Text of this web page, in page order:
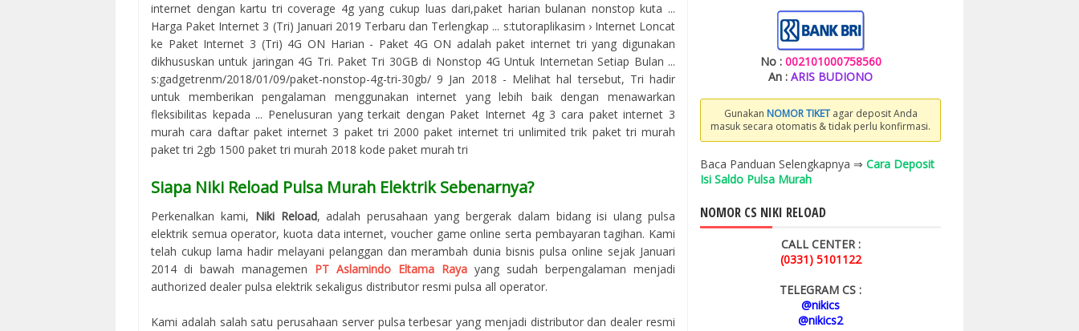
internet dengan kartu tri coverage 4g yang cukup luas dari,paket harian bulanan nonstop kuta ...
Harga Paket Internet 3 (Tri) Januari 2019 Terbaru dan Terlengkap ... s:tutoraplikasim › Internet Loncat
ke Paket Internet 3 (Tri) 4G ON Harian - Paket 4G ON adalah paket internet tri yang digunakan
dikhususkan untuk jaringan 4G Tri. Paket Tri 30GB di Nonstop 4G Untuk Internetan Setiap Bulan ...
s:gadgetrenm/2018/01/09/paket-nonstop-4g-tri-30gb/ 9 Jan 2018 - Melihat hal tersebut, Tri hadir
untuk memberikan pengalaman menggunakan internet yang lebih baik dengan menawarkan
fleksibilitas kepada ... Penelusuran yang terkait dengan Paket Internet 4g 3 cara paket internet 3
murah cara daftar paket internet 3 paket tri 2000 paket internet tri unlimited trik paket tri murah
paket tri 2gb 1500 paket tri murah 2018 kode paket murah tri
Siapa Niki Reload Pulsa Murah Elektrik Sebenarnya?
Perkenalkan kami, Niki Reload, adalah perusahaan yang bergerak dalam bidang isi ulang pulsa
elektrik semua operator, kuota data internet, voucher game online serta pembayaran tagihan. Kami
telah cukup lama hadir melayani pelanggan dan merambah dunia bisnis pulsa online sejak Januari
2014 di bawah managemen PT Aslamindo Eltama Raya yang sudah berpengalaman menjadi
authorized dealer pulsa elektrik sekaligus distributor resmi pulsa all operator.
Kami adalah salah satu perusahaan server pulsa terbesar yang menjadi distributor dan dealer resmi
No : 002101000758560
An : ARIS BUDIONO
Gunakan NOMOR TIKETagar deposit Anda
masuk secara otomatis & tidak perlu konfirmasi.
Baca Panduan Selengkapnya ⇒ Cara Deposit
Isi Saldo Pulsa Murah
NOMOR CS NIKI RELOAD
CALL CENTER :
(0331) 5101122
TELEGRAM CS :
@nikics
@nikics2